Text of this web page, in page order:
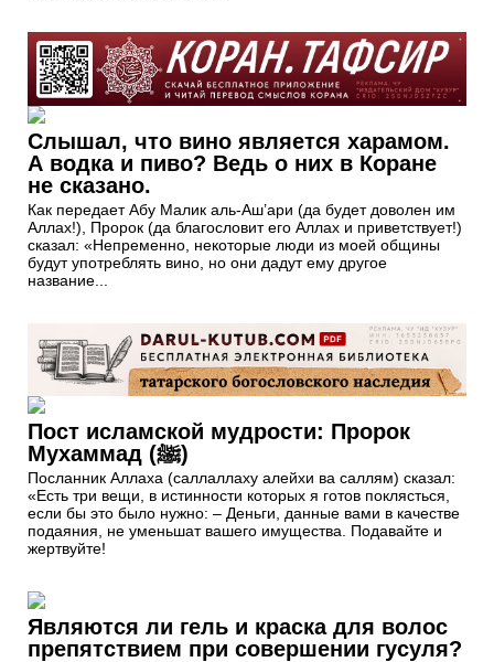
Слышал, что вино является харамом.
А водка и пиво? Ведь о них в Коране
не сказано.
Как передает Абу Малик аль-Аш’ари (да будет доволен им
Аллах!), Пророк (да благословит его Аллах и приветствует!)
сказал: «Непременно, некоторые люди из моей общины
будут употреблять вино, но они дадут ему другое
название...
Пост исламской мудрости: Пророк
Мухаммад (ﷺ)
Посланник Аллаха (саллаллаху алейхи ва саллям) сказал:
«Есть три вещи, в истинности которых я готов поклясться,
если бы это было нужно: – Деньги, данные вами в качестве
подаяния, не уменьшат вашего имущества. Подавайте и
жертвуйте!
Являются ли гель и краска для волос
препятствием при совершении гусуля?